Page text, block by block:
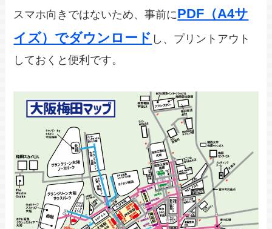
スマホ向きではないため、事前にPDF（A4サ
イズ）でダウンロード し、プリントアウト
しておくと便利です。